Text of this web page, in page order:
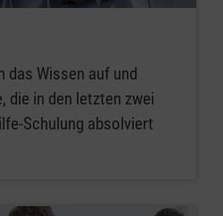
das Wissen auf und
die in den letzten zwei
Schulung absolviert